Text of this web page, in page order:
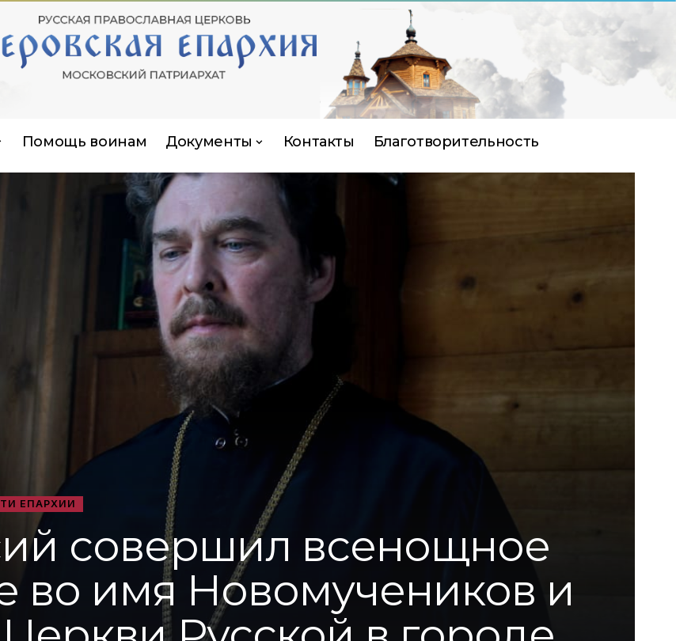
Помощь воинам Документы Контакты Благотворительность
ЕПАРХИИ
совершил всенощное
во имя Новомучеников и